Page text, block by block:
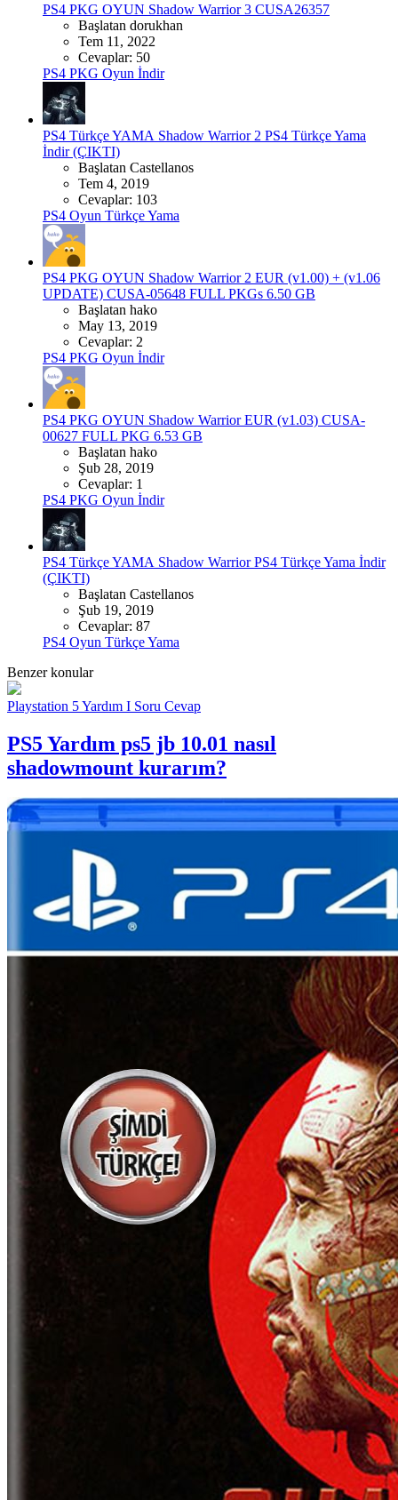
PS4 PKG OYUN Shadow Warrior 3 CUSA26357
Başlatan dorukhan
Tem 11, 2022
Cevaplar: 50
PS4 PKG Oyun İndir
PS4 Türkçe YAMA Shadow Warrior 2 PS4 Türkçe Yama
İndir (ÇIKTI)
Başlatan Castellanos
Tem 4, 2019
Cevaplar: 103
PS4 Oyun Türkçe Yama
PS4 PKG OYUN Shadow Warrior 2 EUR (v1.00) + (v1.06
UPDATE) CUSA-05648 FULL PKGs 6.50 GB
Başlatan hako
May 13, 2019
Cevaplar: 2
PS4 PKG Oyun İndir
PS4 PKG OYUN Shadow Warrior EUR (v1.03) CUSA-
00627 FULL PKG 6.53 GB
Başlatan hako
Şub 28, 2019
Cevaplar: 1
PS4 PKG Oyun İndir
PS4 Türkçe YAMA Shadow Warrior PS4 Türkçe Yama İndir
(ÇIKTI)
Başlatan Castellanos
Şub 19, 2019
Cevaplar: 87
PS4 Oyun Türkçe Yama
Benzer konular
Playstation 5 Yardım I Soru Cevap
PS5 Yardım ps5 jb 10.01 nasıl
shadowmount kurarım?